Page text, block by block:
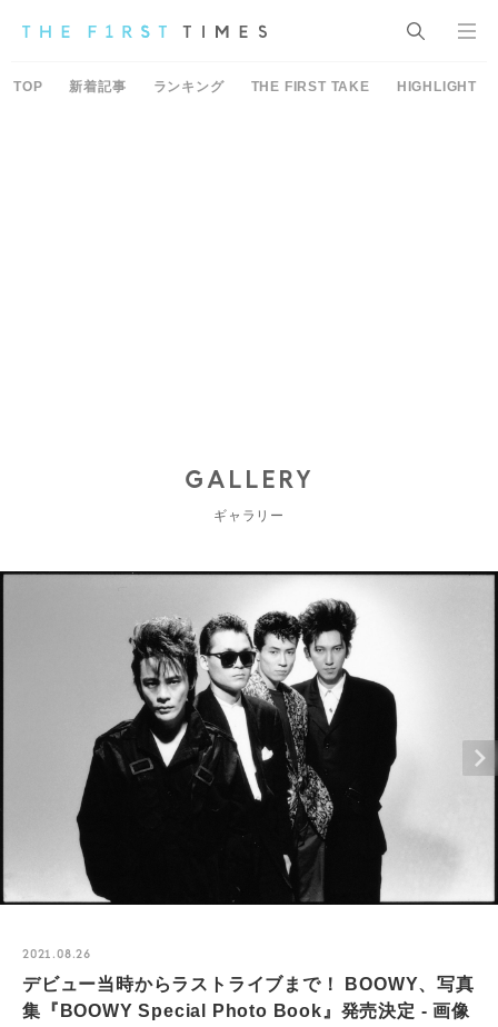
TOP 新着記事 ランキング THE FIRST TAKE HIGHLIGHT
GALLERY
ギャラリー
2021.08.26
デビュー当時からラストライブまで！ BOOWY、写真
集『BOOWY Special Photo Book』発売決定 - 画像